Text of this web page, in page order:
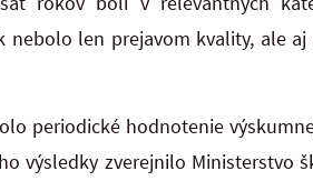
nebolo len prejavom kvality, ale
periodické hodnotenie
výsledky zverejnilo Ministerstvo